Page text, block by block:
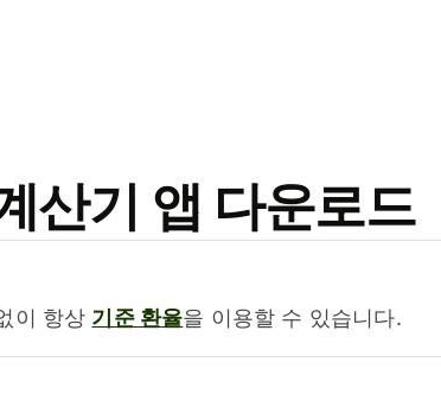
산기 앱 다운로드
이 항상 기준 환율을 이용할 수 있습니다.